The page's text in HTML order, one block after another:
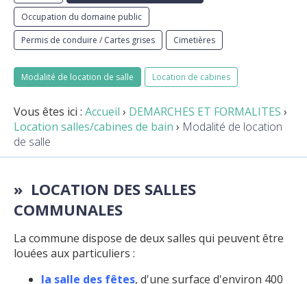
Modalité de location de salle Location de cabines
Occupation du domaine public
Permis de conduire / Cartes grises
Cimetières
Vous êtes ici : Accueil › DEMARCHES ET FORMALITES ›
Location salles/cabines de bain › Modalité de location
de salle
LOCATION DES SALLES
COMMUNALES
La commune dispose de deux salles qui peuvent être
louées aux particuliers :
la salle des fêtes, d'une surface d'environ 400